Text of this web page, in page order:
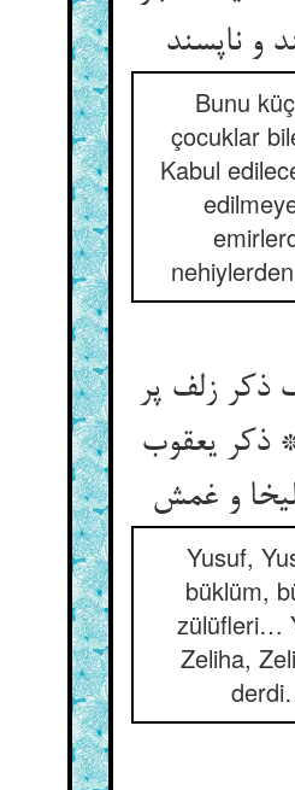
و ناپسند
Bunu
çocuklar
Kabul
ذکر زلف پر
یعقوب
و غمش
Yusuf,
büklüm,
zülüfleri…
Zeliha,